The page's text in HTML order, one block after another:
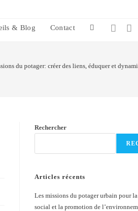
& Blog Contact
du potager: créer des liens, éduquer et
Rechercher
Articles récents
Les missions du potager urbain pour
social et la promotion de